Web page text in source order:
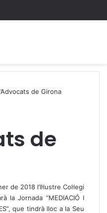
de Girona
de
de 2018 l’Il·lustre Col·legi
la Jornada “MEDIACIÓ I
que tindrà lloc a la Seu